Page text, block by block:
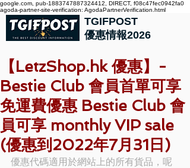
google.com, pub-1883747887324412, DIRECT, f08c47fec0942fa0
agoda-partner-site-verification: AgodaPartnerVerification.html
TGIFPOST
優惠情報2026
【LetzShop.hk 優惠】-
Bestie Club 會員首單可享
免運費優惠 Bestie Club 會
員可享 monthly VIP sale
(優惠到2022年7月31日)
優惠代碼適用於網站上的所有貨品，呢